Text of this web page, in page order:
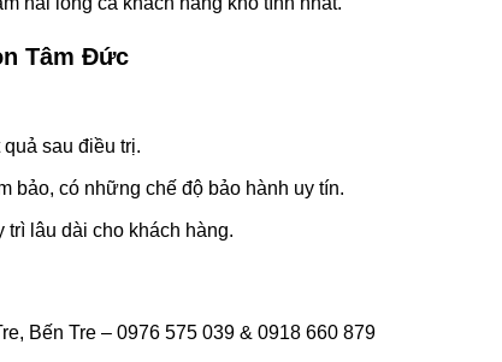
Tâm Đức
sau điều trị.
bảo, có những chế độ bảo hành uy tín.
lâu dài cho khách hàng.
Bến Tre – 0976 575 039 & 0918 660 879